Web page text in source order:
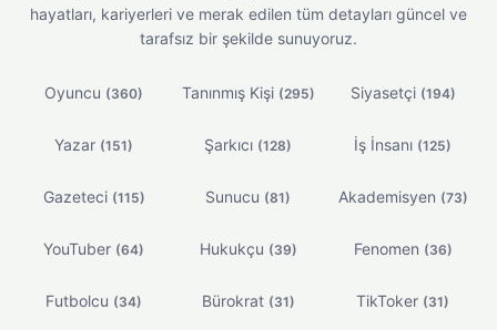
hayatları, kariyerleri ve merak edilen tüm detayları güncel ve
tarafsız bir şekilde sunuyoruz.
Oyuncu (360) Tanınmış Kişi (295) Siyasetçi (194)
Yazar (151) Şarkıcı (128) İş İnsanı (125)
Gazeteci (115) Sunucu (81) Akademisyen (73)
YouTuber (64) Hukukçu (39) Fenomen (36)
Futbolcu (34) Bürokrat (31) TikToker (31)